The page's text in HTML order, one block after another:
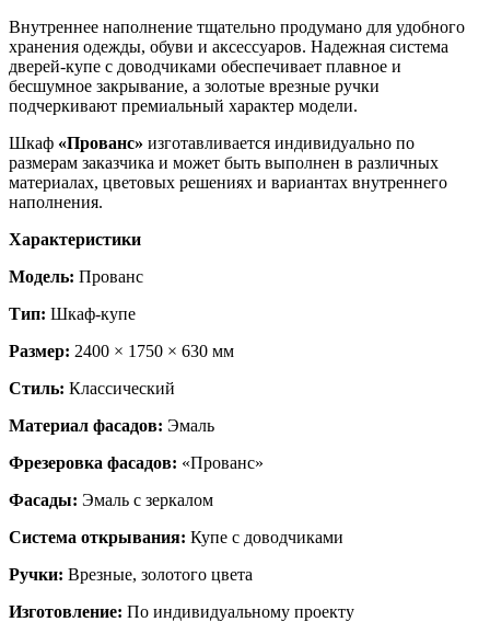
Внутреннее наполнение тщательно продумано для удобного
хранения одежды, обуви и аксессуаров. Надежная система
дверей-купе с доводчиками обеспечивает плавное и
бесшумное закрывание, а золотые врезные ручки
подчеркивают премиальный характер модели.
Шкаф «Прованс» изготавливается индивидуально по
размерам заказчика и может быть выполнен в различных
материалах, цветовых решениях и вариантах внутреннего
наполнения.
Характеристики
Модель: Прованс
Тип: Шкаф-купе
Размер: 2400 × 1750 × 630 мм
Стиль: Классический
Материал фасадов: Эмаль
Фрезеровка фасадов: «Прованс»
Фасады: Эмаль с зеркалом
Система открывания: Купе с доводчиками
Ручки: Врезные, золотого цвета
Изготовление: По индивидуальному проекту